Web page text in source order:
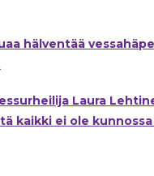
hälventää
Laura
kaikki ei ole kunnossa